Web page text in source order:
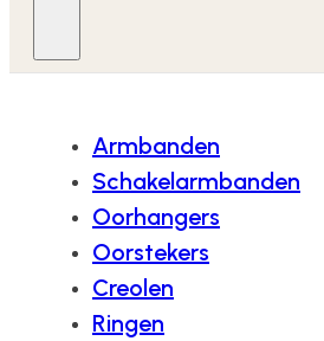
Armbanden
Schakelarmbanden
Oorhangers
Oorstekers
Creolen
Ringen